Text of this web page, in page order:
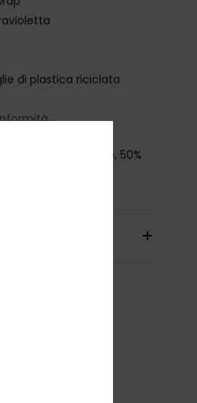
di plastica riciclata
50% policarbonato, 50%